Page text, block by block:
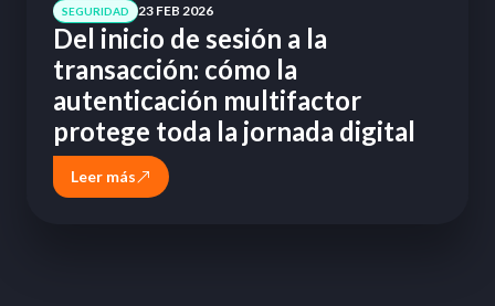
SEGURIDAD 23 FEB 2026
Del inicio de sesión a la
transacción: cómo la
autenticación multifactor
protege toda la jornada digital
Leer más